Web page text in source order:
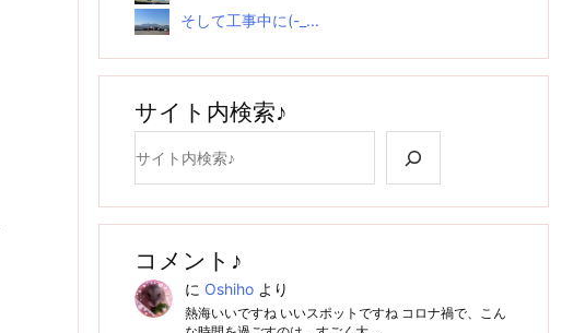
そして工事中に(-_...
サイト内検索♪
コメント♪
に Oshihoより
熱海いいですね いいスポットですね コロナ禍で、こん